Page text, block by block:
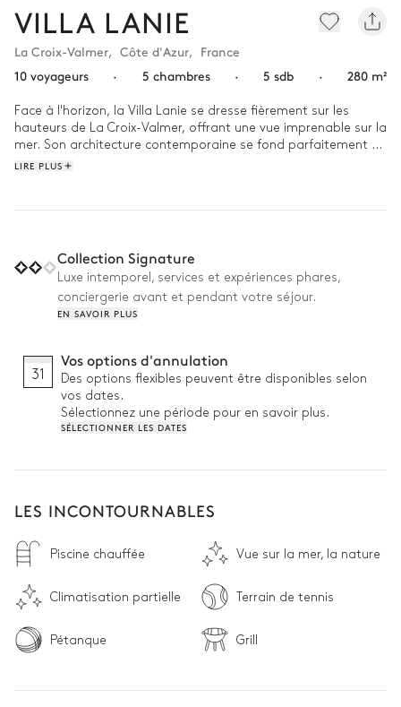
VILLA LANIE
La Croix-Valmer, Côte d'Azur, France
10 voyageurs
· 5 chambres · 5 sdb · 280 m²
Face à l'horizon, la Villa Lanie se dresse fièrement sur les
hauteurs de La Croix-Valmer, offrant une vue imprenable sur la
mer. Son architecture contemporaine se fond parfaitement
dans le paysage, tandis que l'intérieur allie élégance moderne
les enfants s'aventurent dans le jardin. Les adultes se lancent
dans une partie de tennis ou de pétanque. À la tombée du
jour, les paddles glissent sur l’eau, et la plancha crépite sous
un ciel d'or.
LIRE PLUS
Collection Signature
Luxe intemporel, services et expériences phares,
conciergerie avant et pendant votre séjour.
EN SAVOIR PLUS
31
Vos options d'annulation
Des options flexibles peuvent être disponibles selon
vos dates.
Sélectionnez une période pour en savoir plus.
SÉLECTIONNER LES DATES
LES INCONTOURNABLES
Piscine chauffée Vue sur la mer, la nature
Climatisation partielle Terrain de tennis
Pétanque Grill